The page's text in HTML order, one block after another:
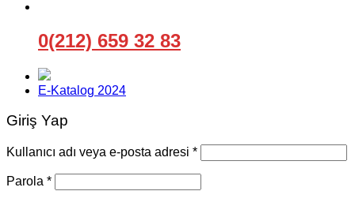
0(212) 659 32 83
E-Katalog 2024
Giriş Yap
Kullanıcı adı veya e-posta adresi *Gerekli
Parola *Gerekli